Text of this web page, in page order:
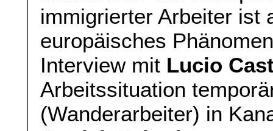
immigrierter Arbeiter ist
europäisches
Interview mit Lucio
Arbeitssituation
(Wanderarbeiter) in